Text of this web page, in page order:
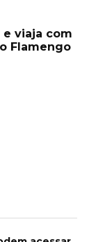
viaja com
Flamengo